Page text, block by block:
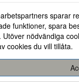
sparar
funktioner, spara
Utöver nödvändiga
cookies du vill tillåta.